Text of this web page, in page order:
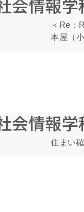
会情報
＜Re：
本屋（
会情報
住まい